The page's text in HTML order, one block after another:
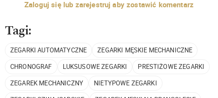
Zaloguj się lub zarejestruj aby zostawić komentarz
Tagi:
ZEGARKI AUTOMATYCZNE
ZEGARKI MĘSKIE MECHANICZNE
CHRONOGRAF
LUKSUSOWE ZEGARKI
PRESTIŻOWE ZEGARKI
ZEGAREK MECHANICZNY
NIETYPOWE ZEGARKI